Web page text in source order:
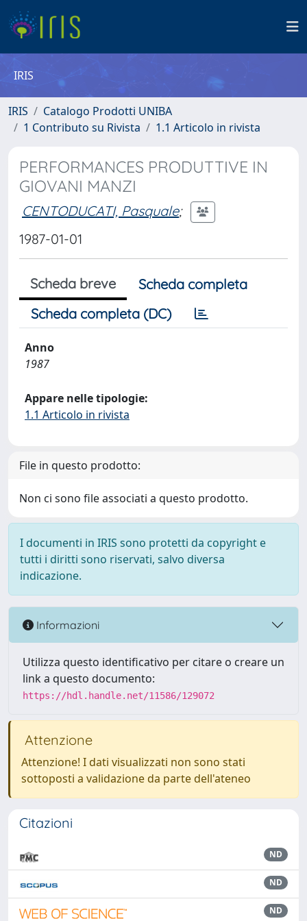
IRIS
IRIS
Catalogo Prodotti UNIBA
1 Contributo su Rivista
1.1 Articolo in rivista
PERFORMANCES PRODUTTIVE IN
GIOVANI MANZI
CENTODUCATI, Pasquale;
1987-01-01
Scheda breve
Scheda completa
Scheda completa (DC)
Anno
1987
Appare nelle tipologie:
1.1 Articolo in rivista
File in questo prodotto:
Non ci sono file associati a questo prodotto.
I documenti in IRIS sono protetti da copyright e
tutti i diritti sono riservati, salvo diversa
indicazione.
Informazioni
Utilizza questo identificativo per citare o creare un
link a questo documento:
https://hdl.handle.net/11586/129072
Attenzione
Attenzione! I dati visualizzati non sono stati
sottoposti a validazione da parte dell'ateneo
Citazioni
ND
ND
ND